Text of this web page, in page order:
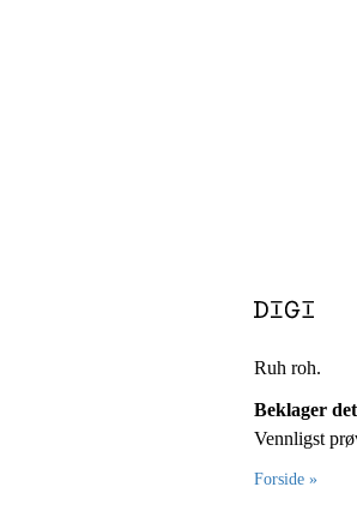
Ruh roh.
Beklager
Vennligst
Forside »